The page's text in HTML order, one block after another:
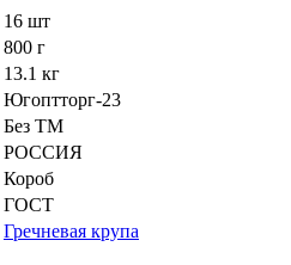
16 шт
800 г
13.1 кг
Югоптторг-23
Без ТМ
РОССИЯ
Короб
ГОСТ
Гречневая крупа